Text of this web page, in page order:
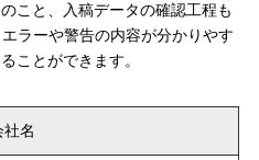
こと、入稿データの確認工程も
ラーや警告の内容が分かりやす
ことができます。
社名